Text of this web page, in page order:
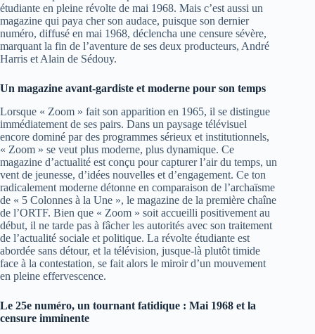
étudiante en pleine révolte de mai 1968. Mais c’est aussi un
magazine qui paya cher son audace, puisque son dernier
numéro, diffusé en mai 1968, déclencha une censure sévère,
marquant la fin de l’aventure de ses deux producteurs, André
Harris et Alain de Sédouy.
Un magazine avant-gardiste et moderne pour son temps
Lorsque « Zoom » fait son apparition en 1965, il se distingue
immédiatement de ses pairs. Dans un paysage télévisuel
encore dominé par des programmes sérieux et institutionnels,
« Zoom » se veut plus moderne, plus dynamique. Ce
magazine d’actualité est conçu pour capturer l’air du temps, un
vent de jeunesse, d’idées nouvelles et d’engagement. Ce ton
radicalement moderne détonne en comparaison de l’archaïsme
de « 5 Colonnes à la Une », le magazine de la première chaîne
de l’ORTF. Bien que « Zoom » soit accueilli positivement au
début, il ne tarde pas à fâcher les autorités avec son traitement
de l’actualité sociale et politique. La révolte étudiante est
abordée sans détour, et la télévision, jusque-là plutôt timide
face à la contestation, se fait alors le miroir d’un mouvement
en pleine effervescence.
Le 25e numéro, un tournant fatidique : Mai 1968 et la
censure imminente